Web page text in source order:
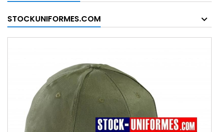
STOCKUNIFORMES.COM